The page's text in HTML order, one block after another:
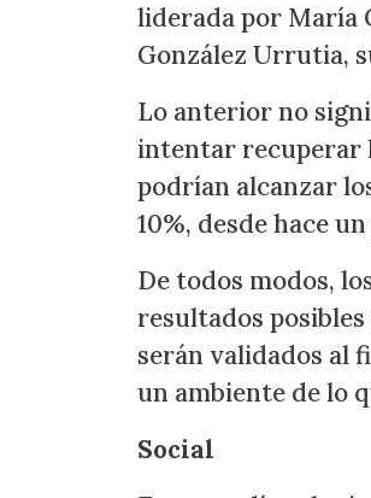
liderada por María
González Urrutia,
Lo anterior no
intentar recuperar
podrían alcanzar
10%, desde hace
De todos modos,
resultados
serán validados al
un ambiente de lo
Social